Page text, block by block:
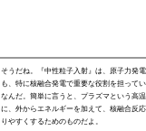
そうだね。『中性粒子入射』は、原子力発
も、特に核融合発電で重要な役割を担って
なんだ。簡単に言うと、プラズマという高
に、外からエネルギーを加えて、核融合反応
りやすくするためのものだよ。